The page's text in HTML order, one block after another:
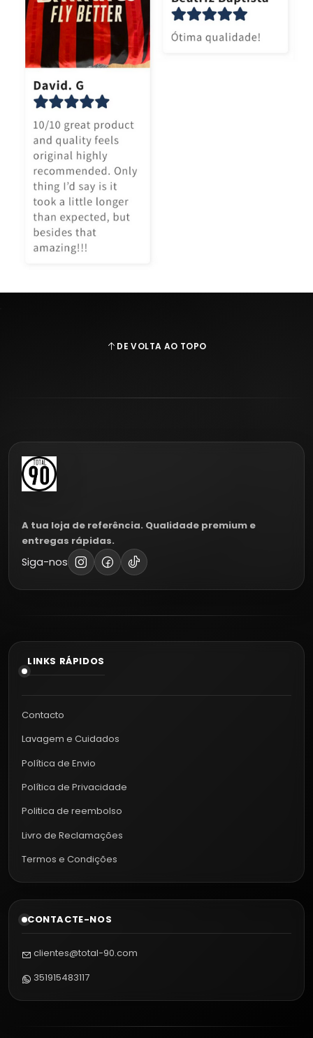
DE VOLTA AO TOPO
A tua loja de referência. Qualidade premium e
entregas rápidas.
Siga-nos
LINKS RÁPIDOS
Contacto
Lavagem e Cuidados
Política de Envio
Política de Privacidade
Politica de reembolso
Livro de Reclamações
Termos e Condições
CONTACTE-NOS
clientes@total-90.com
351915483117